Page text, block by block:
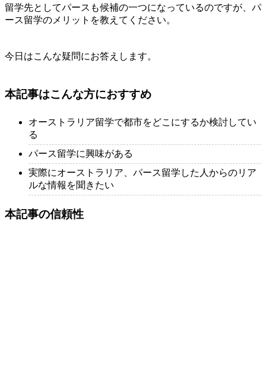
留学先としてパースも候補の一つになっているのですが、パ
ース留学のメリットを教えてください。
今日はこんな疑問にお答えします。
本記事はこんな方におすすめ
オーストラリア留学で都市をどこにするか検討してい
る
パース留学に興味がある
実際にオーストラリア、パース留学した人からのリア
ルな情報を聞きたい
本記事の信頼性